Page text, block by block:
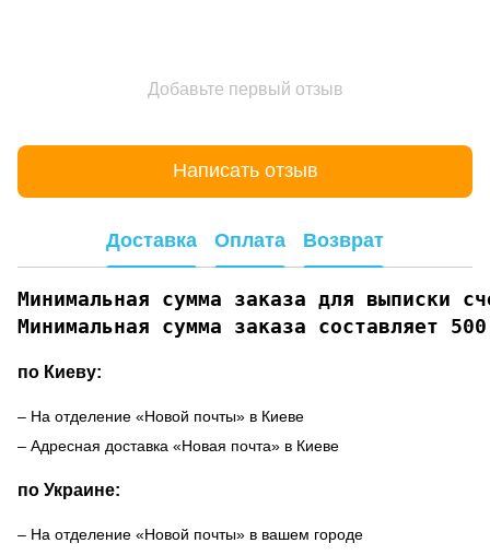
Добавьте первый отзыв
Написать отзыв
Доставка Оплата Возврат
Минимальная сумма заказа для выписки
Минимальная сумма заказа составляет
по Киеву:
– На отделение «Новой почты» в Киеве
– Адресная доставка «Новая почта» в Киеве
по Украине:
– На отделение «Новой почты» в вашем городе